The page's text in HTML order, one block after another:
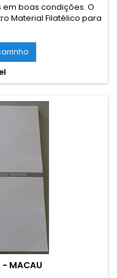
em boas condições. O
Material Filatélico para
o estrangeiro terá que
combinar o custo de
literature and other
be ordered by email,
- MACAU